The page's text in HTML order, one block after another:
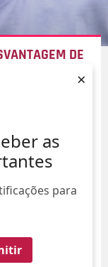
as
para
×
DE
DE VOCÊ DE